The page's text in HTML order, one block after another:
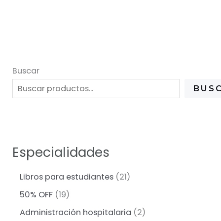
Buscar
Especialidades
Libros para estudiantes 212
r
50% OFF 191
p
Administración hospitalaria 22